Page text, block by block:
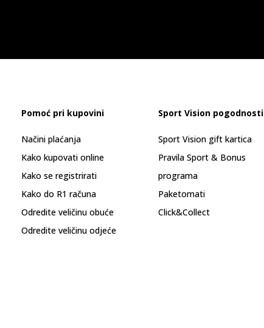
Pomoć pri kupovini
Načini plaćanja
Kako kupovati online
Kako se registrirati
Kako do R1 računa
Odredite veličinu obuće
Odredite veličinu odjeće
Sport Vision pogodnosti
Sport Vision gift kartica
Pravila Sport & Bonus
programa
Paketomati
Click&Collect